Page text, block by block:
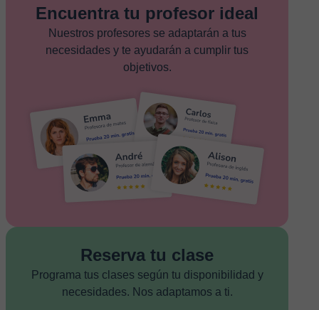
Encuentra tu profesor ideal
Nuestros profesores se adaptarán a tus
necesidades y te ayudarán a cumplir tus
objetivos.
Reserva tu clase
Programa tus clases según tu disponibilidad y
necesidades. Nos adaptamos a ti.